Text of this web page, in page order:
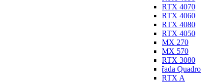
RTX 4070
RTX 4060
RTX 4080
RTX 4050
MX 270
MX 570
RTX 3080
řada Quadro
RTX A